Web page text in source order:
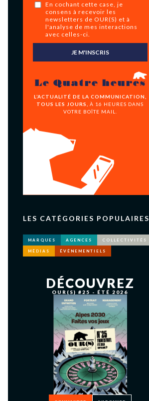
En cochant cette case, je
consens à recevoir les
newsletters de OUR(S) et à
l'analyse de mes interactions
avec celles-ci.
JE M'INSCRIS
Le Quatre heures
L’ACTUALITÉ DE LA COMMUNICATION,
TOUS LES JOURS,
À 16 HEURES DANS
VOTRE BOÎTE MAIL.
LES CATÉGORIES POPULAIRES
MARQUES AGENCES COLLECTIVITÉS
MÉDIAS ÉVÉNEMENTIELS
DÉCOUVREZ
OUR(S) #25 - ÉTÉ 2026